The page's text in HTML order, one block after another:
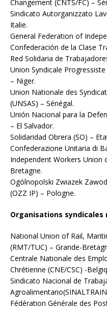
Changement (CNTS/FC) –
Sindicato Autorganizzato
Italie.
General Federation of
Confederación de la Clase
Red Solidaria de
Union Syndicale
– Niger.
Union Nationale des
(UNSAS) – Sénégal.
Unión Nacional para la
– El Salvador.
Solidaridad Obrera (SO) –
Confederazione Unitaria di
Independent Workers Union
Bretagne.
Ogólnopolski Zwiazek
(OZZ IP) – Pologne.
Organisations
National Union of Rail,
(RMT/TUC) – Grande-
Centrale Nationale des
Chrétienne (CNE/CSC) -
Sindicato Nacional de
Fédération Générale des